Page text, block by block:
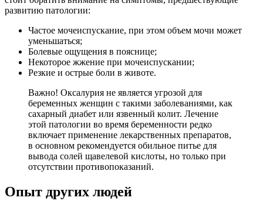
развитию патологии:
Частое мочеиспускание, при этом объем мочи может
уменьшаться;
Болевые ощущения в пояснице;
Некоторое жжение при мочеиспускании;
Резкие и острые боли в животе.
Важно! Оксалурия не является угрозой для
беременных женщин с такими заболеваниями, как
сахарный диабет или язвенный колит. Лечение
этой патологии во время беременности редко
включает применение лекарственных препаратов,
в основном рекомендуется обильное питье для
вывода солей щавелевой кислоты, но только при
отсутствии противопоказаний.
Опыт других людей